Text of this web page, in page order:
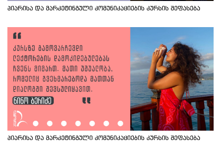
პიარისა და მარკეტინგული კომუნიკაციების კურსის შეფასება
პიარისა და მარკეტინგული კომუნიკაციების კურსის შეფასება